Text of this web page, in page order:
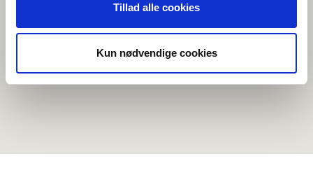
Tillad alle cookies
Kun nødvendige cookies
opbevaringstid
nordeniskol
en.org
Afventer